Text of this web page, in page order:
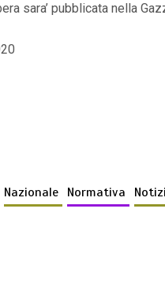
sara’ pubblicata nella
Nazionale Normativa